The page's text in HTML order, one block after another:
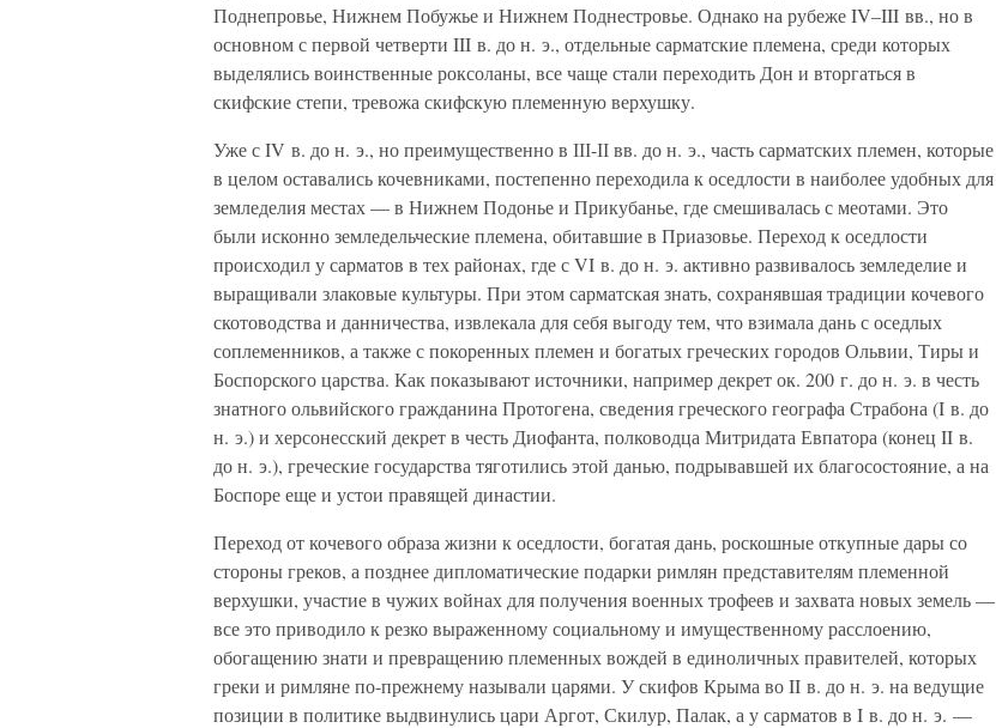
Поднепровье, Нижнем Побужье и Нижнем Поднестровье. Однако на рубеже IV–III вв., но в
основном с первой четверти III в. до н. э., отдельные сарматские племена, среди которых
выделялись воинственные роксоланы, все чаще стали переходить Дон и вторгаться в
скифские степи, тревожа скифскую племенную верхушку.
Уже с IV в. до н. э., но преимущественно в ІІІ-ІІ вв. до н. э., часть сарматских племен, которые
в целом оставались кочевниками, постепенно переходила к оседлости в наиболее удобных для
земледелия местах — в Нижнем Подонье и Прикубанье, где смешивалась с меотами. Это
были исконно земледельческие племена, обитавшие в Приазовье. Переход к оседлости
происходил у сарматов в тех районах, где с VI в. до н. э. активно развивалось земледелие и
выращивали злаковые культуры. При этом сарматская знать, сохранявшая традиции кочевого
скотоводства и данничества, извлекала для себя выгоду тем, что взимала дань с оседлых
соплеменников, а также с покоренных племен и богатых греческих городов Ольвии, Тиры и
Боспорского царства. Как показывают источники, например декрет ок. 200 г. до н. э. в честь
знатного ольвийского гражданина Протогена, сведения греческого географа Страбона (I в. до
н. э.) и херсонесский декрет в честь Диофанта, полководца Митридата Евпатора (конец II в.
до н. э.), греческие государства тяготились этой данью, подрывавшей их благосостояние, а на
Боспоре еще и устои правящей династии.
Переход от кочевого образа жизни к оседлости, богатая дань, роскошные откупные дары со
стороны греков, а позднее дипломатические подарки римлян представителям племенной
верхушки, участие в чужих войнах для получения военных трофеев и захвата новых земель —
все это приводило к резко выраженному социальному и имущественному расслоению,
обогащению знати и превращению племенных вождей в единоличных правителей, которых
греки и римляне по-прежнему называли царями. У скифов Крыма во II в. до н. э. на ведущие
позиции в политике выдвинулись цари Аргот, Скилур, Палак, а у сарматов в I в. до н. э. —